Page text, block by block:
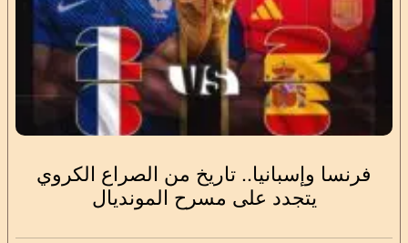
فرنسا وإسبانيا.. تاريخ من الصراع الكروي
يتجدد على مسرح المونديال